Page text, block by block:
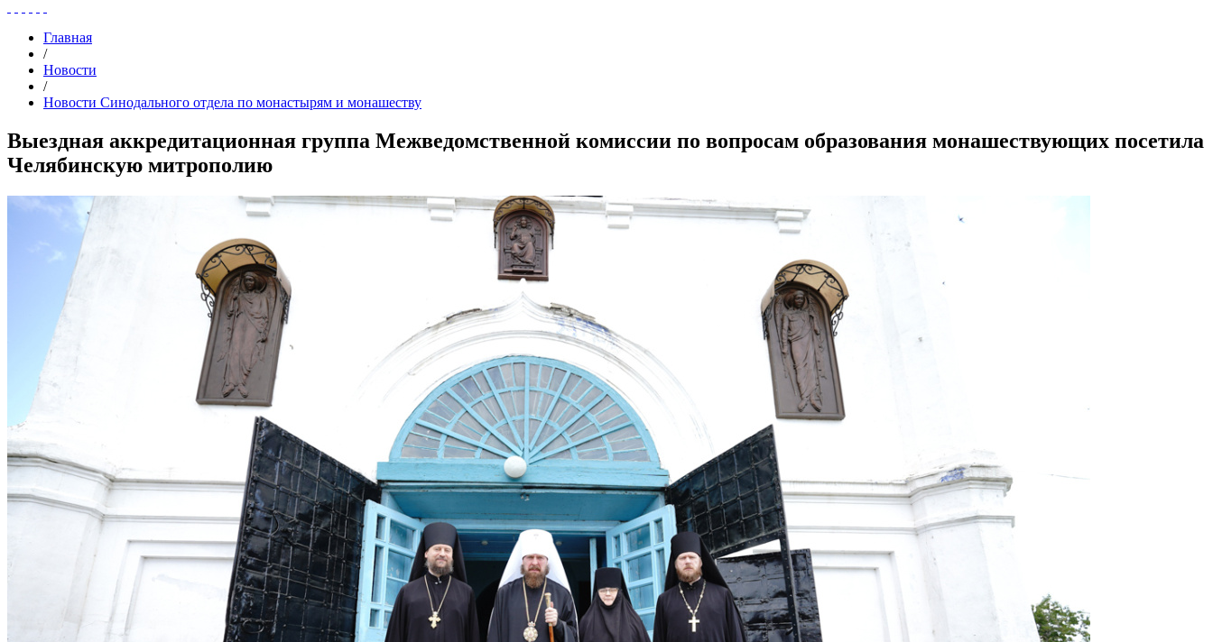
Главная
/
Новости
/
Новости Синодального отдела по монастырям и монашеству
Выездная аккредитационная группа Межведомственной комиссии по вопросам образования монашествующих посетила
Челябинскую митрополию